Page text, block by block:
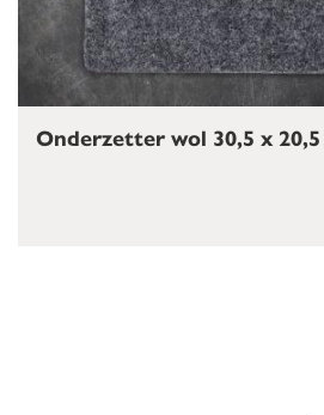
Onderzetter wol 30,5 x